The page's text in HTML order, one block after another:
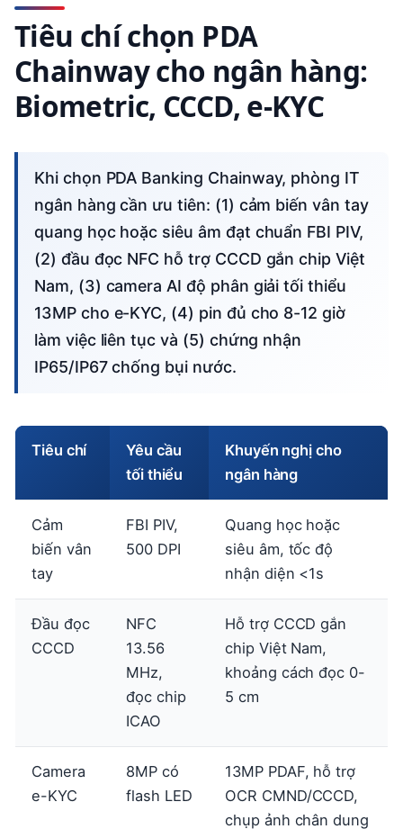
Tiêu chí chọn PDA
Chainway cho ngân hàng:
Biometric, CCCD, e-KYC
Khi chọn PDA Banking Chainway, phòng IT
ngân hàng cần ưu tiên: (1) cảm biến vân tay
quang học hoặc siêu âm đạt chuẩn FBI PIV,
(2) đầu đọc NFC hỗ trợ CCCD gắn chip Việt
Nam, (3) camera AI độ phân giải tối thiểu
13MP cho e-KYC, (4) pin đủ cho 8-12 giờ
làm việc liên tục và (5) chứng nhận
IP65/IP67 chống bụi nước.
Tiêu chí
Yêu cầu
tối thiểu
Khuyến nghị cho
ngân hàng
Cảm
biến vân
tay
FBI PIV,
500 DPI
Quang học hoặc
siêu âm, tốc độ
nhận diện <1s
Đầu đọc
CCCD
NFC
13.56
MHz,
đọc chip
ICAO
Hỗ trợ CCCD gắn
chip Việt Nam,
khoảng cách đọc 0-
5 cm
Camera
e-KYC
8MP có
flash LED
13MP PDAF, hỗ trợ
OCR CMND/CCCD,
chụp ảnh chân dung